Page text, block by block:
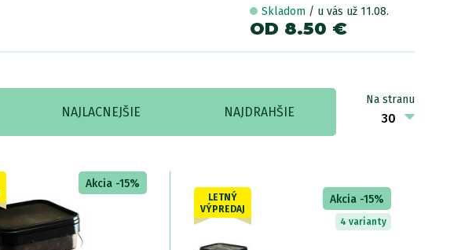
Skladom / u vás už 11.08.
OD 8.50 €
NAJLACNEJŠIE NAJDRAHŠIE
Na stranu
Akcia -15%
LETNÝ
VÝPREDAJ
Akcia -15%
4 varianty